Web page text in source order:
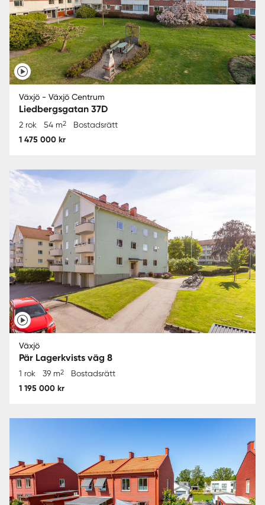
Växjö - Växjö Centrum
Liedbergsgatan 37D
2 rok 54 m2 Bostadsrätt
1 475 000 kr
Växjö
Pär Lagerkvists väg 8
1 rok 39 m2 Bostadsrätt
1 195 000 kr